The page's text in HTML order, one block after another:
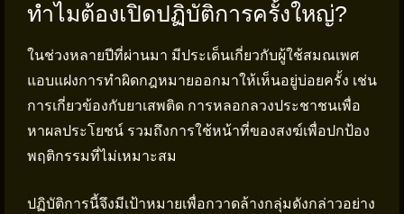
ทำไมต้องเปิดปฏิบัติการครั้งใหญ่?
ในช่วงหลายปีที่ผ่านมา มีประเด็นเกี่ยวกับผู้ใช้สมณเพศ
แอบแฝงการทำผิดกฎหมายออกมาให้เห็นอยู่บ่อยครั้ง เช่น
การเกี่ยวข้องกับยาเสพติด การหลอกลวงประชาชนเพื่อ
หาผลประโยชน์ รวมถึงการใช้หน้าที่ของสงฆ์เพื่อปกป้อง
พฤติกรรมที่ไม่เหมาะสม
ปฏิบัติการนี้จึงมีเป้าหมายเพื่อกวาดล้างกลุ่มดังกล่าวอย่าง